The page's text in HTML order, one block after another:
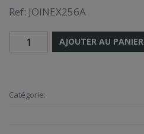
Ref: JOINEX256A
AJOUTER AU PANIER
Catégorie: